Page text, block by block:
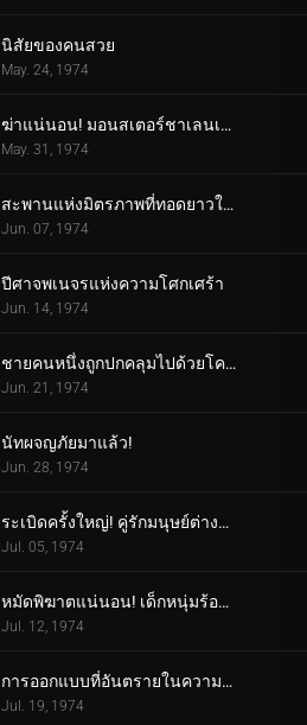
นิสัยของคนสวย
May. 24, 1974
ฆ่าแน่นอน! มอนสเตอร์ชาเลนเจอร์!
May. 31, 1974
สะพานแห่งมิตรภาพที่ทอดยาวในอวกาศ
Jun. 07, 1974
ปีศาจพเนจรแห่งความโศกเศร้า
Jun. 14, 1974
ชายคนหนึ่งถูกปกคลุมไปด้วยโคลน
Jun. 21, 1974
นัทผจญภัยมาแล้ว!
Jun. 28, 1974
ระเบิดครั้งใหญ่! คู่รักมนุษย์ต่างดาวผู้สิ้นหวัง
Jul. 05, 1974
หมัดพิฆาตแน่นอน! เด็กหนุ่มร้องเรียกเมื่อเกิดพายุ
Jul. 12, 1974
การออกแบบที่อันตรายในความมืด! โจมตีด้วยจิตวิญญาณแห่งการต่อสู้
Jul. 19, 1974